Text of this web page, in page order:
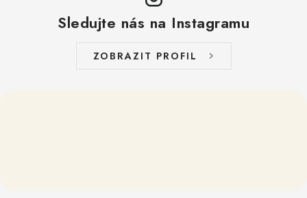
Sledujte nás na Instagramu
ZOBRAZIT PROFIL